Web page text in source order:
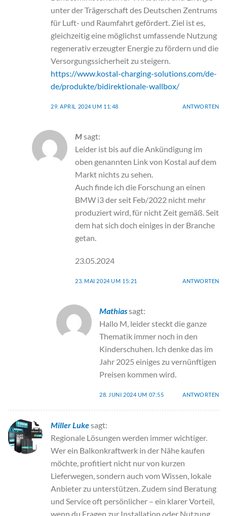
unter der Trägerschaft des Deutschen Zentrums
für Luft- und Raumfahrt gefördert. Ziel ist es,
gleichzeitig eine möglichst umfassende Nutzung
regenerativ erzeugter Energie zu fördern und die
Versorgungssicherheit zu steigern.
https://www.kostal-charging-solutions.com/de-
de/produkte/bidirektionale-wallbox/
29. APRIL 2024 UM 11:48 ANTWORTEN
Msagt:
Leider ist bis auf die Ankündigung im
oben genannten Link von Kostal auf dem
Markt nichts zu sehen.
Auch finde ich die Forschung an einen
BMW i3 der seit Feb/2022 nicht mehr
produziert wird, für nicht Zeit gemäß. Seit
dem hat sich doch einiges in der Branche
getan.
23.05.2024
23. MAI 2024 UM 15:21 ANTWORTEN
Mathiassagt:
Hallo M, leider steckt die ganze
Thematik immer noch in den
Kinderschuhen. Ich denke das im
Jahr 2025 einiges zu vernünftigen
Preisen kommen wird.
28. JUNI 2024 UM 07:55 ANTWORTEN
Miller Lukesagt:
Regionale Lösungen werden immer wichtiger.
Wer ein Balkonkraftwerk in der Nähe kaufen
möchte, profitiert nicht nur von kurzen
Lieferwegen, sondern auch vom Wissen, lokale
Anbieter zu unterstützen. Zudem sind Beratung
und Service oft persönlicher – ein klarer Vorteil,
wenn du Fragen zur Installation oder Nutzung